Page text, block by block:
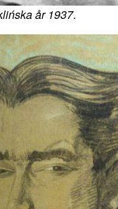
år 1937.